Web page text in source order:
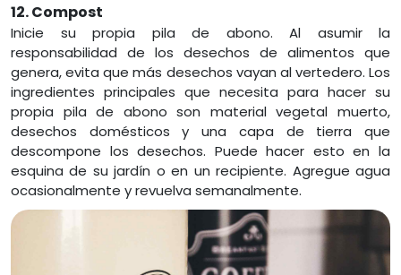
12. Compost
Inicie su propia pila de abono. Al asumir la
responsabilidad de los desechos de alimentos que
genera, evita que más desechos vayan al vertedero. Los
ingredientes principales que necesita para hacer su
propia pila de abono son material vegetal muerto,
desechos domésticos y una capa de tierra que
descompone los desechos. Puede hacer esto en la
esquina de su jardín o en un recipiente. Agregue agua
ocasionalmente y revuelva semanalmente.